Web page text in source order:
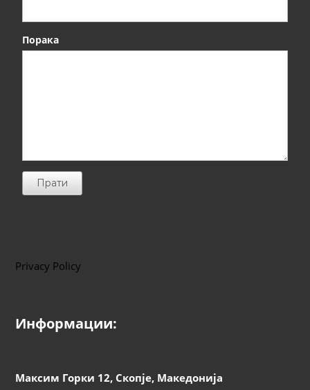
Порака
Прати
Privacy Policy
Информации:
Максим Горки 12, Скопје, Македонија